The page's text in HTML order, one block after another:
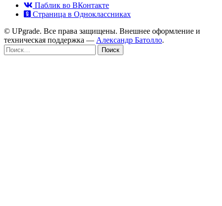
Паблик во ВКонтакте
Страница в Одноклассниках
© UPgrade. Все права защищены. Внешнее оформление и
техническая поддержка — Александр Батолло.
Найти: